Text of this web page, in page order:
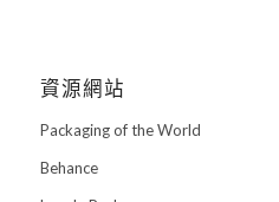
資源網站
Packaging of the World
Behance